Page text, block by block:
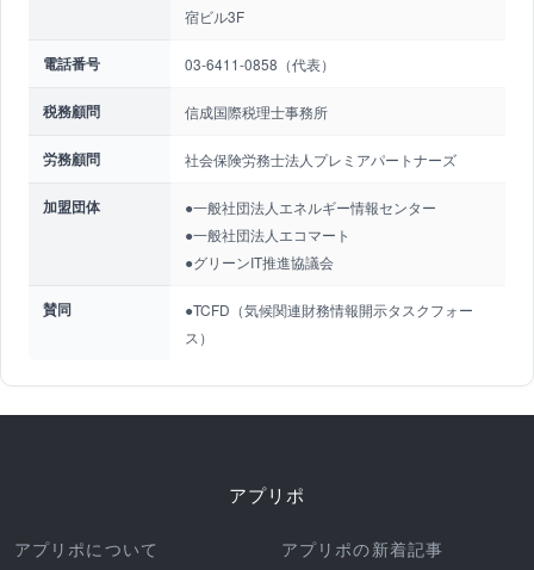
宿ビル3F
電話番号 03-6411-0858（代表）
税務顧問 信成国際税理士事務所
労務顧問 社会保険労務士法人プレミアパートナーズ
加盟団体
●一般社団法人エネルギー情報センター
●一般社団法人エコマート
●グリーンIT推進協議会
賛同
●TCFD（気候関連財務情報開示タスクフォー
ス）
アプリポ
アプリポについて アプリポの新着記事